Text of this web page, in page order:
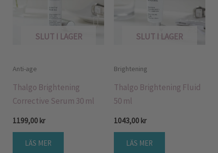
SLUT I LAGER
Anti-age
Thalgo Brightening
Corrective Serum 30 ml
1199,00 kr
LÄS MER
SLUT I LAGER
Brightening
Thalgo Brightening Fluid
50 ml
1043,00 kr
LÄS MER